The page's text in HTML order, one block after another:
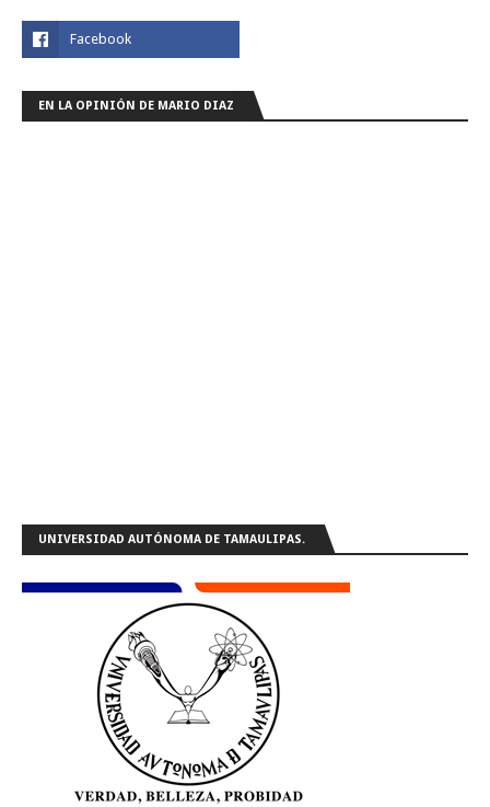
EN LA OPINIÓN DE MARIO DIAZ
UNIVERSIDAD AUTÓNOMA DE TAMAULIPAS.